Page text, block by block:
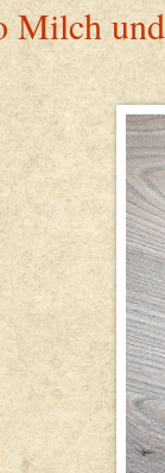
Milch